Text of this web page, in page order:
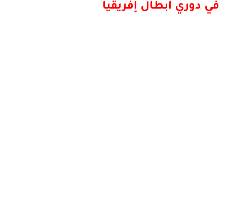
في دوري أبطال إفريقيا